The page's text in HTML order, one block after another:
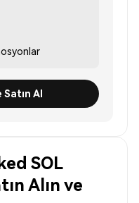
Al
SOL
Alın ve